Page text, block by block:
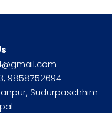
9858752694
Sudurpaschhim